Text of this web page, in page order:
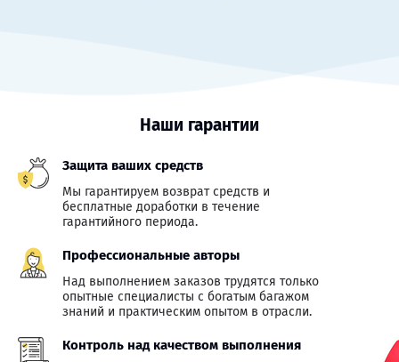
Наши гарантии
Защита ваших средств
Мы гарантируем возврат средств и
бесплатные доработки в течение
гарантийного периода.
Профессиональные авторы
Над выполнением заказов трудятся только
опытные специалисты с богатым багажом
знаний и практическим опытом в отрасли.
Контроль над качеством выполнения